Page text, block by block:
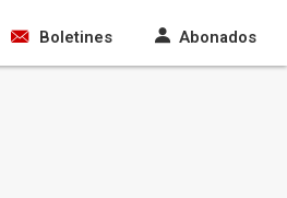
Boletines Abonados